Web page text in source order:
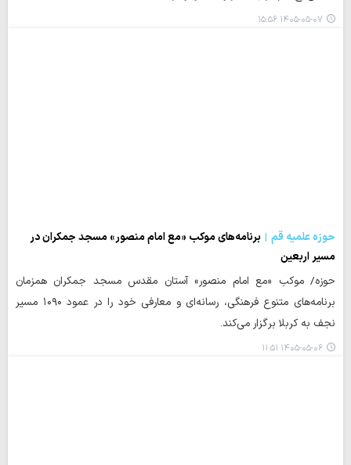
۱۴۰۵-۰۵-۰۷ ۱۵:۵۶
حوزه علمیه قم
برنامه‌های موکب «مع امام منصور» مسجد جمکران در
مسیر اربعین
حوزه/ موکب «مع امام منصور» آستان مقدس مسجد جمکران همزمان
برنامه‌های متنوع فرهنگی، رسانه‌ای و معارفی خود را در عمود ۱۰۹۰ مسیر
نجف به کربلا برگزار می‌کند.
۱۴۰۵-۰۵-۰۶ ۱۱:۵۱